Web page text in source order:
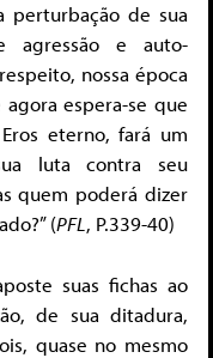
perturbação de sua
agressão e auto-
nossa época
espera-se que
eterno, fará um
luta contra seu
quem poderá dizer
(PFL, P.339-40)
suas fichas ao
de sua ditadura,
quase no mesmo